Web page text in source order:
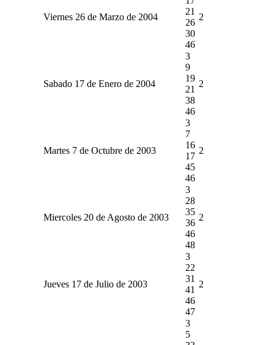
Viernes 26 de Marzo de 2004
21
26
30
46
2
Sabado 17 de Enero de 2004
3
9
19
21
38
46
2
Martes 7 de Octubre de 2003
3
7
16
17
45
46
2
Miercoles 20 de Agosto de 2003
3
28
35
36
46
48
2
Jueves 17 de Julio de 2003
3
22
31
41
46
47
2
3
5